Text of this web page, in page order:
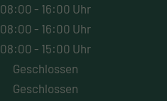
08:00 - 16:00 Uhr
08:00 - 16:00 Uhr
08:00 - 15:00 Uhr
Geschlossen
Geschlossen